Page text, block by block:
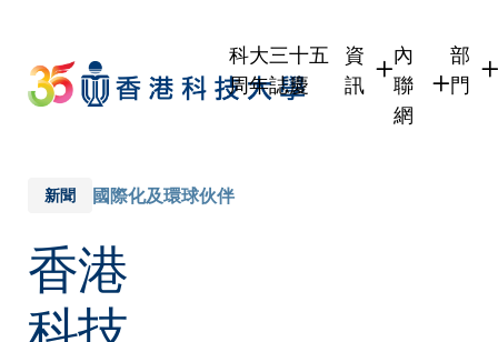
main
content
科大三十五
周年誌慶
資
訊
內
聯
網
部
門
新聞 國際化及環球伙伴
香港
科技